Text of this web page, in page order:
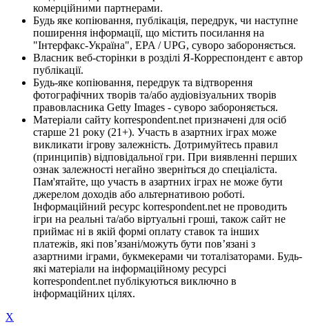
комерційними партнерами.
Будь яке копіювання, публікація, передрук, чи наступне
поширення інформації, що містить посилання на
"Інтерфакс-Україна", EPA / UPG, суворо забороняється.
Власник веб-сторінки в розділі Я-Корреспондент є автор
публікації.
Будь-яке копіювання, передрук та відтворення
фотографічних творів та/або аудіовізуальних творів
правовласника Getty Images - суворо забороняється.
Матеріали сайту korrespondent.net призначені для осіб
старше 21 року (21+). Участь в азартних іграх може
викликати ігрову залежність. Дотримуйтесь правил
(принципів) відповідальної гри. При виявленні перших
ознак залежності негайно зверніться до спеціаліста.
Пам'ятайте, що участь в азартних іграх не може бути
джерелом доходів або альтернативою роботі.
Інформаційний ресурс korrespondent.net не проводить
ігри на реальні та/або віртуальні гроші, також сайт не
приймає ні в якій формі оплату ставок та інших
платежів, які пов’язані/можуть бути пов’язані з
азартними іграми, букмекерами чи тоталізаторами. Будь-
які матеріали на інформаційному ресурсі
korrespondent.net публікуються виключно в
інформаційних цілях.
X